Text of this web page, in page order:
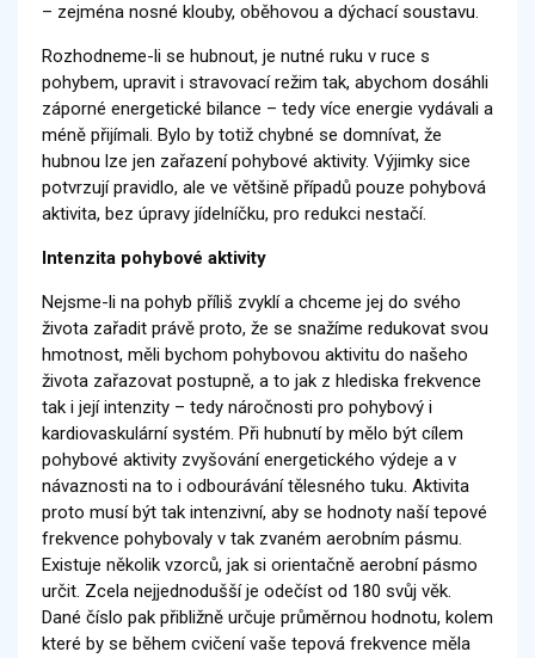
– zejména nosné klouby, oběhovou a dýchací soustavu.
Rozhodneme-li se hubnout, je nutné ruku v ruce s
pohybem, upravit i stravovací režim tak, abychom dosáhli
záporné energetické bilance – tedy více energie vydávali a
méně přijímali. Bylo by totiž chybné se domnívat, že
hubnou lze jen zařazení pohybové aktivity. Výjimky sice
potvrzují pravidlo, ale ve většině případů pouze pohybová
aktivita, bez úpravy jídelníčku, pro redukci nestačí.
Intenzita pohybové aktivity
Nejsme-li na pohyb příliš zvyklí a chceme jej do svého
života zařadit právě proto, že se snažíme redukovat svou
hmotnost, měli bychom pohybovou aktivitu do našeho
života zařazovat postupně, a to jak z hlediska frekvence
tak i její intenzity – tedy náročnosti pro pohybový i
kardiovaskulární systém. Při hubnutí by mělo být cílem
pohybové aktivity zvyšování energetického výdeje a v
návaznosti na to i odbourávání tělesného tuku. Aktivita
proto musí být tak intenzivní, aby se hodnoty naší tepové
frekvence pohybovaly v tak zvaném aerobním pásmu.
Existuje několik vzorců, jak si orientačně aerobní pásmo
určit. Zcela nejjednodušší je odečíst od 180 svůj věk.
Dané číslo pak přibližně určuje průměrnou hodnotu, kolem
které by se během cvičení vaše tepová frekvence měla